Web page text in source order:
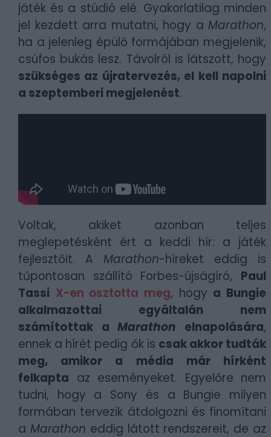
játék és a stúdió elé. Gyakorlatilag minden
jel kezdett arra mutatni, hogy a Marathon,
ha a jelenleg épülő formájában megjelenik,
csúfos bukás lesz. Távolról is látszott, hogy
szükséges az újratervezés, el kell napolni
a szeptemberi megjelenést.
Voltak, akiket azonban teljes
meglepetésként ért a keddi hír: a játék
fejlesztőit. A Marathon-híreket eddig is
tűpontosan szállító Forbes-újságíró, Paul
Tassi X-en osztotta meg, hogy a Bungie
alkalmazottai egyáltalán nem
számítottak aMarathon elnapolására,
ennek a hírét pedig ők is csak akkor tudták
meg, amikor a média már hírként
felkapta az eseményeket. Egyelőre nem
tudni, hogy a Sony és a Bungie milyen
formában tervezik átdolgozni és finomítani
a Marathon eddig látott rendszereit, de az